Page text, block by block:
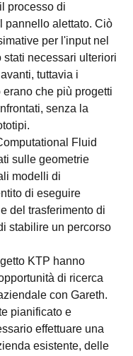
processo di
pannello alettato. Ciò
per l'input nel
necessari ulteriori
tuttavia i
che più progetti
senza la
Fluid
sulle geometrie
modelli di
di eseguire
del trasferimento di
stabilire un percorso
KTP hanno
di ricerca
con Gareth.
pianificato e
effettuare una
esistente, delle